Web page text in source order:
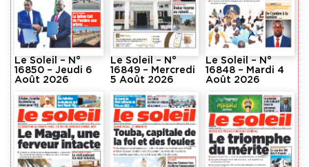
Le Soleil – N°
16850 – Jeudi 6
Août 2026
Le Soleil – N°
16849 – Mercredi
5 Août 2026
Le Soleil – N°
16848 – Mardi 4
Août 2026